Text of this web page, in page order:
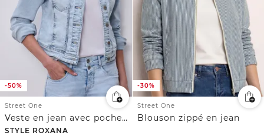
-50%
Street One
Veste en jean avec poches poitrine et boutons
STYLE ROXANA
-30%
Street One
Blouson zippé en jean